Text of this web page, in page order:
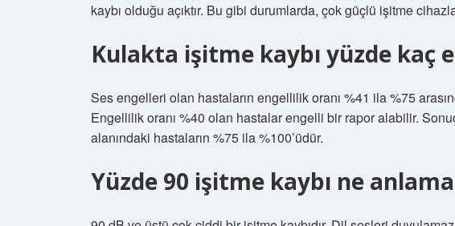
kaybı olduğu açıktır. Bu gibi durumlarda, çok güçlü işitme
Kulakta işitme kaybı yüzde kaç
Ses engelleri olan hastaların engellilik oranı %41 ila %75
Engellilik oranı %40 olan hastalar engelli bir rapor alabilir.
alanındaki hastaların %75 ila %100’üdür.
Yüzde 90 işitme kaybı ne